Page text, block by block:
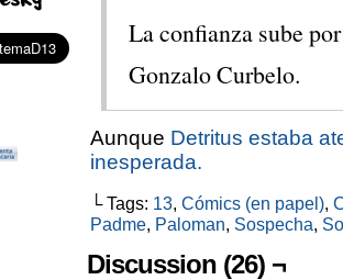
La confianza sube
Gonzalo Curbelo.
Aunque Detritus estaba
inesperada.
└ Tags: 13, Cómics (en papel),
Padme, Paloman, Sospecha,
Discussion (26) ¬